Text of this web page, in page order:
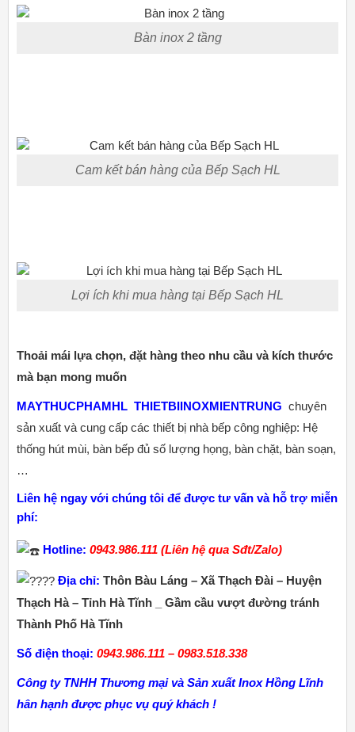
Bàn inox 2 tầng
Cam kết bán hàng của Bếp Sạch HL
Lợi ích khi mua hàng tại Bếp Sạch HL
Thoải mái lựa chọn, đặt hàng theo nhu cầu và kích thước
mà bạn mong muốn
MAYTHUCPHAMHL THIETBIINOXMIENTRUNG chuyên
sản xuất và cung cấp các thiết bị nhà bếp công nghiệp: Hệ
thống hút mùi, bàn bếp đủ số lượng họng, bàn chặt, bàn soạn,
…
Liên hệ ngay với chúng tôi để được tư vấn và hỗ trợ miễn
phí:
Hotline: 0943.986.111 (Liên hệ qua Sđt/Zalo)
Địa chỉ: Thôn Bàu Láng – Xã Thạch Đài – Huyện
Thạch Hà – Tỉnh Hà Tĩnh _ Gầm cầu vượt đường tránh
Thành Phố Hà Tĩnh
Số điện thoại: 0943.986.111 – 0983.518.338
Công ty TNHH Thương mại và Sản xuất Inox Hồng Lĩnh
hân hạnh được phục vụ quý khách !